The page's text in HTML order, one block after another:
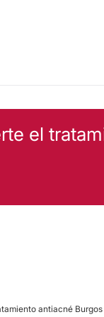
el
antiacné Burgos